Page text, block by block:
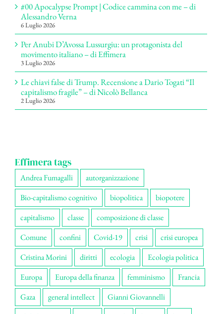
#00 Apocalypse Prompt | Codice cammina con me – di
Alessandro Verna
6 Luglio 2026
Per Anubi D’Avossa Lussurgiu: un protagonista del
movimento italiano – di Effimera
3 Luglio 2026
Le chiavi false di Trump. Recensione a Dario Togati “Il
capitalismo fragile” – di Nicolò Bellanca
2 Luglio 2026
Effimera tags
Andrea Fumagalli
autorganizzazione
Bio-capitalismo cognitivo
biopolitica
biopotere
capitalismo
classe
composizione di classe
Comune
confini Covid-19 crisi
crisi europea
Cristina Morini
diritti ecologia
Ecologia politica
Europa
Europa della finanza femminismo
Francia
Gaza
general intellect
Gianni Giovannelli